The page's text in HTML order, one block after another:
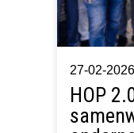
27-02-2026
HOP